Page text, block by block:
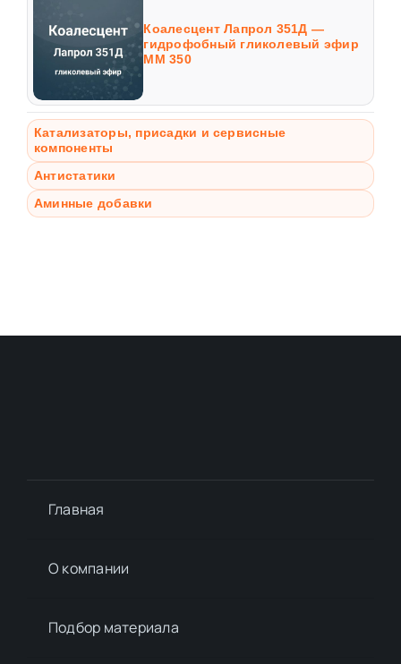
Коалесцент Лапрол 351Д —
гидрофобный гликолевый эфир
ММ 350
Катализаторы, присадки и сервисные
компоненты
Антистатики
Аминные добавки
Главная
О компании
Подбор материалa